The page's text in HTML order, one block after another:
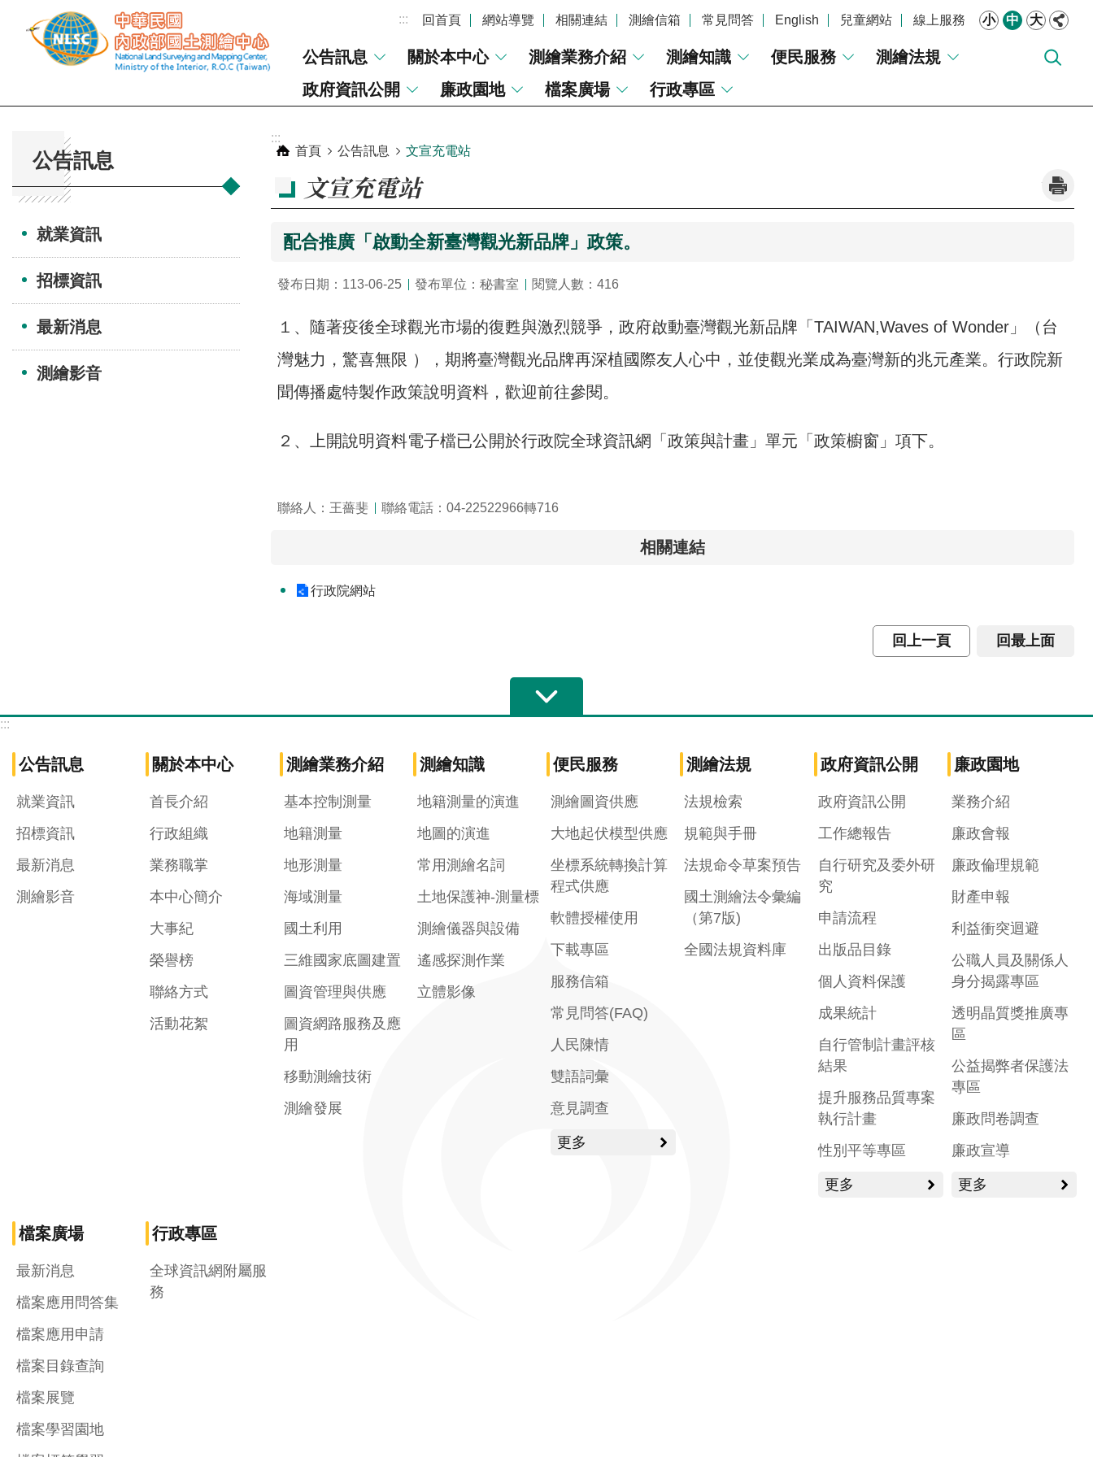
跳到主要內容區塊 ::: 回首頁 網站導覽 相關連結 測繪信箱 常見問答 English 兒童網站 線上服務 小 中 大
公告訊息 關於本中心 測繪業務介紹 測繪知識 便民服務
測繪法規
政府資訊公開
廉政園地 檔案廣場 行政專區
公告訊息
就業資訊
招標資訊
最新消息
測繪影音
:::
首頁
公告訊息 文宣充電站
文宣充電站
配合推廣「啟動全新臺灣觀光新品牌」政策。
發布日期：113-06-25 發布單位：秘書室 閱覽人數：416
１、隨著疫後全球觀光市場的復甦與激烈競爭，政府啟動臺灣觀光新品牌「TAIWAN,Waves of Wonder」（台
灣魅力，驚喜無限 ），期將臺灣觀光品牌再深植國際友人心中，並使觀光業成為臺灣新的兆元產業。行政院新
聞傳播處特製作政策說明資料，歡迎前往參閱。
２、上開說明資料電子檔已公開於行政院全球資訊網「政策與計畫」單元「政策櫥窗」項下。
聯絡人：王薔斐 聯絡電話：04-22522966轉716
相關連結
行政院網站
回上一頁 回最上面
:::
公告訊息
就業資訊
招標資訊
最新消息
測繪影音
關於本中心
首長介紹
行政組織
業務職掌
本中心簡介
大事紀
榮譽榜
聯絡方式
活動花絮
測繪業務介紹
基本控制測量
地籍測量
地形測量
海域測量
國土利用
三維國家底圖建置
圖資管理與供應
圖資網路服務及應
用
移動測繪技術
測繪發展
測繪知識
地籍測量的演進
地圖的演進
常用測繪名詞
土地保護神-測量標
測繪儀器與設備
遙感探測作業
立體影像
便民服務
測繪圖資供應
大地起伏模型供應
坐標系統轉換計算
程式供應
軟體授權使用
下載專區
服務信箱
常見問答(FAQ)
人民陳情
雙語詞彙
意見調查
更多
測繪法規
法規檢索
規範與手冊
法規命令草案預告
國土測繪法令彙編
（第7版)
全國法規資料庫
政府資訊公開
政府資訊公開
工作總報告
自行研究及委外研
究
申請流程
出版品目錄
個人資料保護
成果統計
自行管制計畫評核
結果
提升服務品質專案
執行計畫
性別平等專區
更多
廉政園地
業務介紹
廉政會報
廉政倫理規範
財產申報
利益衝突迴避
公職人員及關係人
身分揭露專區
透明晶質獎推廣專
區
公益揭弊者保護法
專區
廉政問卷調查
廉政宣導
更多
檔案廣場
最新消息
檔案應用問答集
檔案應用申請
檔案目錄查詢
檔案展覽
檔案學習園地
行政專區
全球資訊網附屬服
務